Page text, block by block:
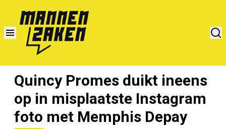
Quincy Promes duikt ineens
op in misplaatste Instagram
foto met Memphis Depay